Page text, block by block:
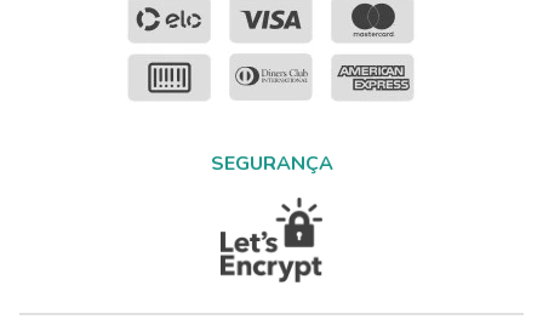
SEGURANÇA